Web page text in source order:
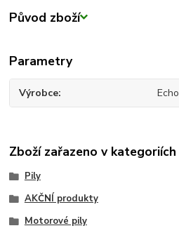
Původ zboží
Parametry
Výrobce Echo
Zboží zařazeno v kategoriích
Pily
AKČNÍ produkty
Motorové pily